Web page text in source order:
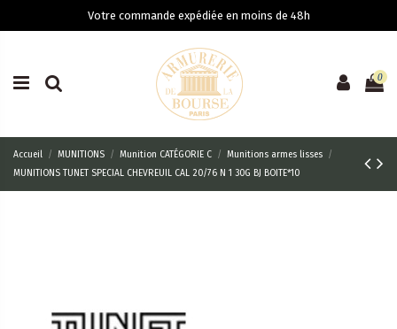
Votre commande expédiée en moins de 48h
0
Accueil MUNITIONS Munition CATÉGORIE C
Munitions armes lisses
MUNITIONS TUNET SPECIAL CHEVREUIL CAL 20/76 N 1 30G BJ BOITE*10